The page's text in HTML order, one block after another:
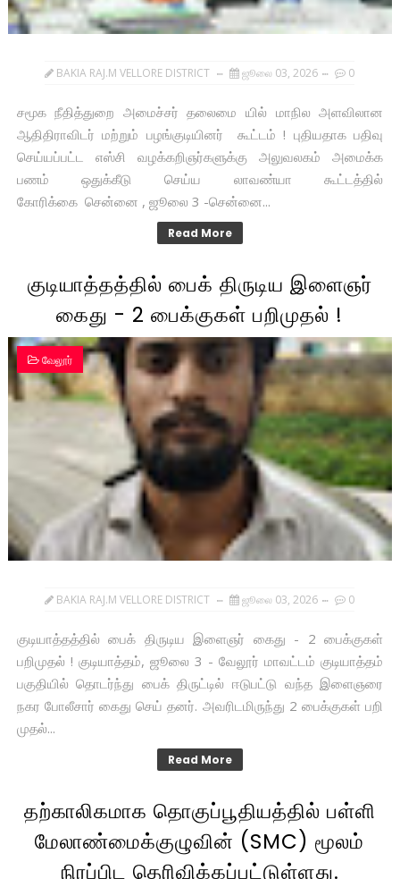
BAKIA RAJ.M VELLORE DISTRICT ஜூலை 03, 2026 0
சமூக நீதித்துறை அமைச்சர் தலைமை யில் மாநில அளவிலான
ஆதிதிராவிடர் மற்றும் பழங்குடியினர் கூட்டம் ! புதியதாக பதிவு
செய்யப்பட்ட எஸ்சி வழக்கறிஞர்களுக்கு அலுவலகம் அமைக்க
பணம் ஒதுக்கீடு செய்ய லாவண்யா கூட்டத்தில்
கோரிக்கை சென்னை , ஜூலை 3 -சென்னை...
Read More
குடியாத்தத்தில் பைக் திருடிய இளைஞர்
கைது - 2 பைக்குகள் பறிமுதல் !
வேலூர்
BAKIA RAJ.M VELLORE DISTRICT ஜூலை 03, 2026 0
குடியாத்தத்தில் பைக் திருடிய இளைஞர் கைது - 2 பைக்குகள்
பறிமுதல் ! குடியாத்தம், ஜூலை 3 - வேலூர் மாவட்டம் குடியாத்தம்
பகுதியில் தொடர்ந்து பைக் திருட்டில் ஈடுபட்டு வந்த இளைஞரை
நகர போலீசார் கைது செய் தனர். அவரிடமிருந்து 2 பைக்குகள் பறி
முதல்...
Read More
தற்காலிகமாக தொகுப்பூதியத்தில் பள்ளி
மேலாண்மைக்குழுவின் (SMC) மூலம்
நிரப்பிட தெரிவிக்கப்பட்டுள்ளது.